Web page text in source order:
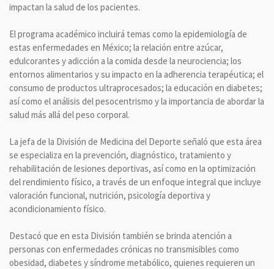
impactan la salud de los pacientes.
El programa académico incluirá temas como la epidemiología de
estas enfermedades en México; la relación entre azúcar,
edulcorantes y adicción a la comida desde la neurociencia; los
entornos alimentarios y su impacto en la adherencia terapéutica; el
consumo de productos ultraprocesados; la educación en diabetes;
así como el análisis del pesocentrismo y la importancia de abordar la
salud más allá del peso corporal.
La jefa de la División de Medicina del Deporte señaló que esta área
se especializa en la prevención, diagnóstico, tratamiento y
rehabilitación de lesiones deportivas, así como en la optimización
del rendimiento físico, a través de un enfoque integral que incluye
valoración funcional, nutrición, psicología deportiva y
acondicionamiento físico.
Destacó que en esta División también se brinda atención a
personas con enfermedades crónicas no transmisibles como
obesidad, diabetes y síndrome metabólico, quienes requieren un